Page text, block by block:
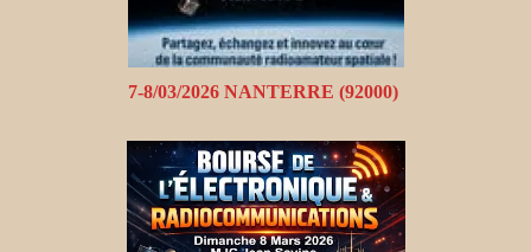
7-8/03/2026 NANTERRE (92000)